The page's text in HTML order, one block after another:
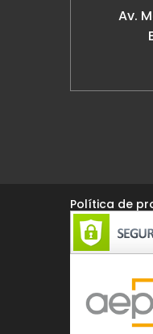
Av.
Política de